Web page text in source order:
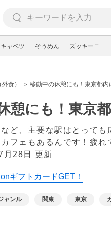
キャベツ そうめん ズッキーニ
食） 移動中の休憩にも！東京都
憩にも！東京
ど、主要な駅はとって
フェもあるんです！疲
月28日 更新
ギフトカードGET！
ャンル 関東 東京